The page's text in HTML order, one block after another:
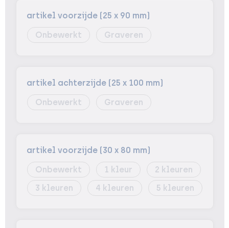
artikel voorzijde (25 x 90 mm)
Onbewerkt
Graveren
artikel achterzijde (25 x 100 mm)
Onbewerkt
Graveren
artikel voorzijde (30 x 80 mm)
Onbewerkt
1
2
3
4 5